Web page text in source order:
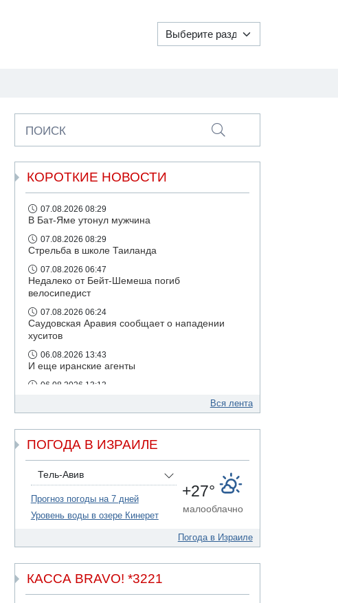
ПОИСК
КОРОТКИЕ НОВОСТИ
07.08.2026 08:29
В Бат-Яме утонул мужчина
07.08.2026 08:29
Стрельба в школе Таиланда
07.08.2026 06:47
Недалеко от Бейт-Шемеша погиб
велосипедист
07.08.2026 06:24
Саудовская Аравия сообщает о нападении
хуситов
06.08.2026 13:43
И еще иранские агенты
06.08.2026 13:13
Вся лента
ПОГОДА В ИЗРАИЛЕ
Тель-Авив
Прогноз погоды на 7 дней
Уровень воды в озере Кинерет
+27°
малооблачно
Погода в Израиле
КАССА BRAVO! *3221